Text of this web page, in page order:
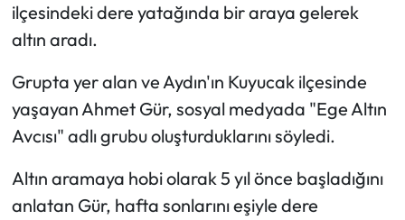
ilçesindeki dere yatağında bir araya gelerek
altın aradı.
Grupta yer alan ve Aydın'ın Kuyucak ilçesinde
yaşayan Ahmet Gür, sosyal medyada "Ege Altın
Avcısı" adlı grubu oluşturduklarını söyledi.
Altın aramaya hobi olarak 5 yıl önce başladığını
anlatan Gür, hafta sonlarını eşiyle dere